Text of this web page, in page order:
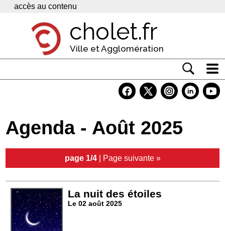
Panneau de gestion des cookies
accès au contenu
cholet.fr
Ville et Agglomération
Economie
Services
Agenda - Août 2025
page 1/4| Page suivante »
La nuit des étoiles
Le 02 août 2025